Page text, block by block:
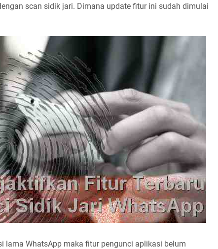
scan sidik jari. Dimana update fitur ini sudah dimulai
lama WhatsApp maka fitur pengunci aplikasi belum